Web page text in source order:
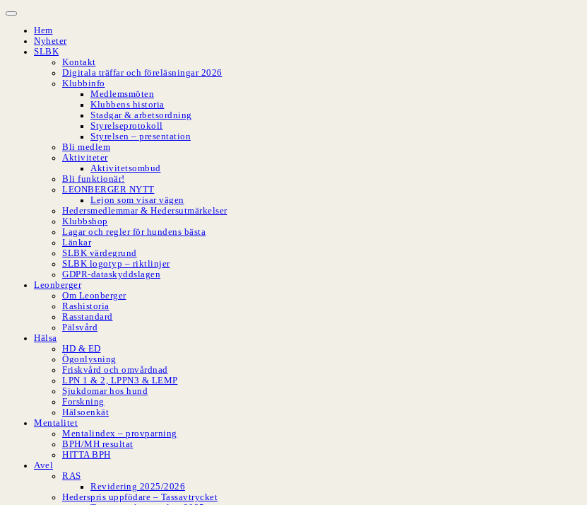
Hoppa
innehåll
Hem
Nyheter
SLBK
Kontakt
Digitala träffar och föreläsningar 2026
Klubbinfo
Medlemsmöten
Klubbens historia
Stadgar & arbetsordning
Styrelseprotokoll
Styrelsen – presentation
Bli medlem
Aktiviteter
Aktivitetsombud
Bli funktionär!
LEONBERGER NYTT
Lejon som visar vägen
Hedersmedlemmar & Hedersutmärkelser
Klubbshop
Lagar och regler för hundens bästa
Länkar
SLBK värdegrund
SLBK logotyp – riktlinjer
GDPR-dataskyddslagen
Leonberger
Om Leonberger
Rashistoria
Rasstandard
Pälsvård
Hälsa
HD & ED
Ögonlysning
Friskvård och omvårdnad
LPN 1 & 2, LPPN3 & LEMP
Sjukdomar hos hund
Forskning
Hälsoenkät
Mentalitet
Mentalindex – provparning
BPH/MH resultat
HITTA BPH
Avel
RAS
Revidering 2025/2026
Hederspris uppfödare – Tassavtrycket